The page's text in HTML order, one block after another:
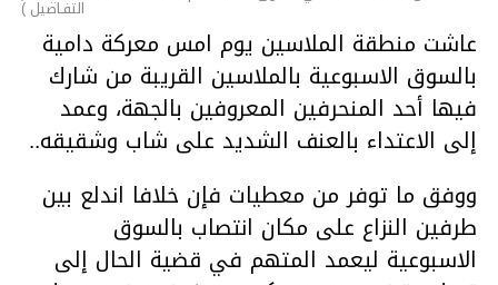
التفـاصيل )
عاشت منطقة الملاسين يوم امس معركة دامية
بالسوق الاسبوعية بالملاسين القريبة من شارك
فيها أحد المنحرفين المعروفين بالجهة، وعمد
إلى الاعتداء بالعنف الشديد على شاب وشقيقه..
ووفق ما توفر من معطيات فإن خلافا اندلع بين
طرفين النزاع على مكان انتصاب بالسوق
الاسبوعية ليعمد المتهم في قضية الحال إلى